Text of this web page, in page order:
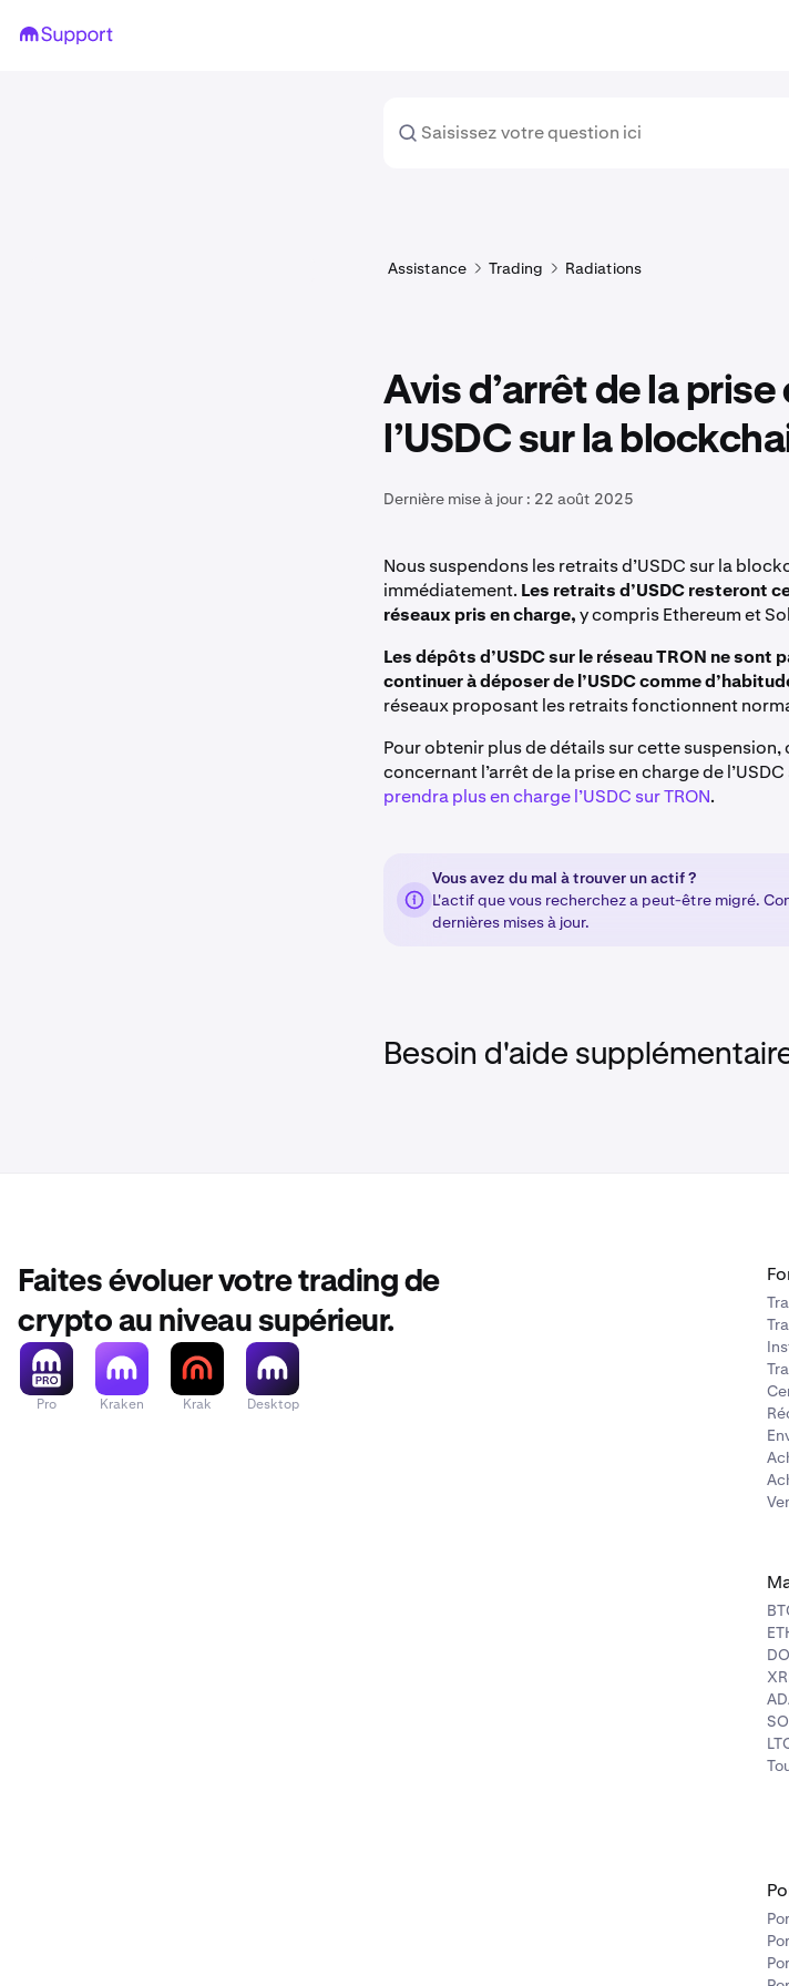
Assistance Trading Radiations
Avis d’arrêt de la
l’USDC sur la
Dernière mise à jour : 22 août 2025
Nous suspendons les retraits d’USDC sur la
immédiatement. Les retraits d’USDC resteront
réseaux pris en charge,y compris Ethereum et
Les dépôts d’USDC sur le réseau TRON ne sont
continuer à déposer de l’USDC comme
réseaux proposant les retraits fonctionnent
Pour obtenir plus de détails sur cette
concernant l’arrêt de la prise en charge de
prendra plus en charge l’USDC sur TRON.
Vous avez du mal à trouver un actif ?
L'actif que vous recherchez a peut-être migré.
dernières mises à jour.
Besoin d'aide
Faites évoluer votre trading de
crypto au niveau supérieur.
Pro Kraken Krak Desktop